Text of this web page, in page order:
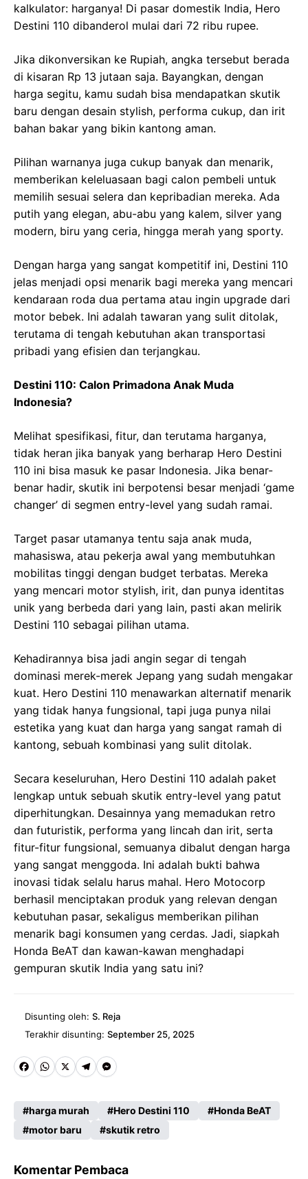
kalkulator: harganya! Di pasar domestik India, Hero
Destini 110 dibanderol mulai dari 72 ribu rupee.
Jika dikonversikan ke Rupiah, angka tersebut berada
di kisaran Rp 13 jutaan saja. Bayangkan, dengan
harga segitu, kamu sudah bisa mendapatkan skutik
baru dengan desain stylish, performa cukup, dan irit
bahan bakar yang bikin kantong aman.
Pilihan warnanya juga cukup banyak dan menarik,
memberikan keleluasaan bagi calon pembeli untuk
memilih sesuai selera dan kepribadian mereka. Ada
putih yang elegan, abu-abu yang kalem, silver yang
modern, biru yang ceria, hingga merah yang sporty.
Dengan harga yang sangat kompetitif ini, Destini 110
jelas menjadi opsi menarik bagi mereka yang mencari
kendaraan roda dua pertama atau ingin upgrade dari
motor bebek. Ini adalah tawaran yang sulit ditolak,
terutama di tengah kebutuhan akan transportasi
pribadi yang efisien dan terjangkau.
Destini 110: Calon Primadona Anak Muda
Indonesia?
Melihat spesifikasi, fitur, dan terutama harganya,
tidak heran jika banyak yang berharap Hero Destini
110 ini bisa masuk ke pasar Indonesia. Jika benar-
benar hadir, skutik ini berpotensi besar menjadi ‘game
changer’ di segmen entry-level yang sudah ramai.
Target pasar utamanya tentu saja anak muda,
mahasiswa, atau pekerja awal yang membutuhkan
mobilitas tinggi dengan budget terbatas. Mereka
yang mencari motor stylish, irit, dan punya identitas
unik yang berbeda dari yang lain, pasti akan melirik
Destini 110 sebagai pilihan utama.
Kehadirannya bisa jadi angin segar di tengah
dominasi merek-merek Jepang yang sudah mengakar
kuat. Hero Destini 110 menawarkan alternatif menarik
yang tidak hanya fungsional, tapi juga punya nilai
estetika yang kuat dan harga yang sangat ramah di
kantong, sebuah kombinasi yang sulit ditolak.
Secara keseluruhan, Hero Destini 110 adalah paket
lengkap untuk sebuah skutik entry-level yang patut
diperhitungkan. Desainnya yang memadukan retro
dan futuristik, performa yang lincah dan irit, serta
fitur-fitur fungsional, semuanya dibalut dengan harga
yang sangat menggoda. Ini adalah bukti bahwa
inovasi tidak selalu harus mahal. Hero Motocorp
berhasil menciptakan produk yang relevan dengan
kebutuhan pasar, sekaligus memberikan pilihan
menarik bagi konsumen yang cerdas. Jadi, siapkah
Honda BeAT dan kawan-kawan menghadapi
gempuran skutik India yang satu ini?
Disunting oleh: S. Reja
Terakhir disunting: September 25, 2025
Fa
b
o
W
ts
A
X
Te
gr
a
M
se
n
harga murah Hero Destini 110
Honda BeAT
motor baru
skutik retro
Komentar Pembaca